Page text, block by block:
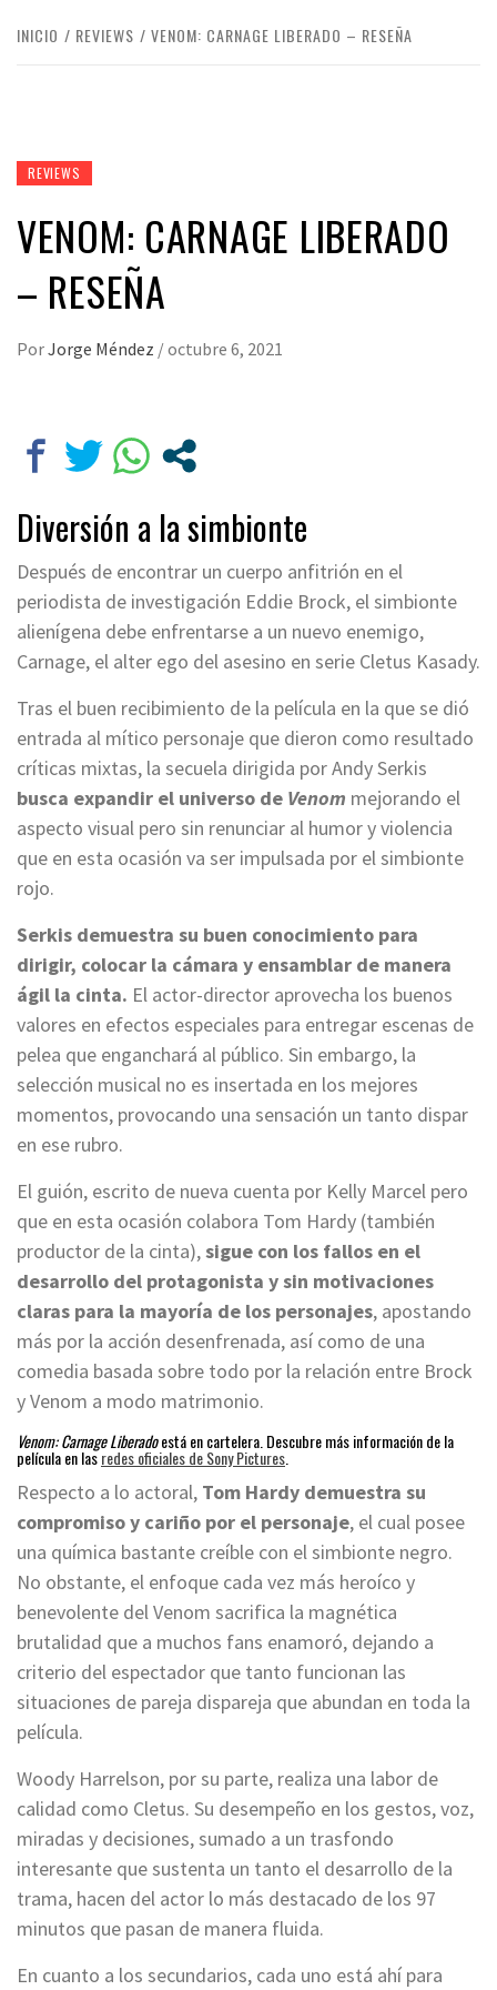
INICIO REVIEWS VENOM: CARNAGE LIBERADO – RESEÑA
REVIEWS
VENOM: CARNAGE LIBERADO
– RESEÑA
PorJorge Méndez /octubre 6, 2021
Diversión a la simbionte
Después de encontrar un cuerpo anfitrión en el
periodista de investigación Eddie Brock, el simbionte
alienígena debe enfrentarse a un nuevo enemigo,
Carnage, el alter ego del asesino en serie Cletus Kasady.
Tras el buen recibimiento de la película en la que se dió
entrada al mítico personaje que dieron como resultado
críticas mixtas, la secuela dirigida por Andy Serkis
busca expandir el universo de Venom mejorando el
aspecto visual pero sin renunciar al humor y violencia
que en esta ocasión va ser impulsada por el simbionte
rojo.
Serkis demuestra su buen conocimiento para
dirigir, colocar la cámara y ensamblar de manera
ágil la cinta. El actor-director aprovecha los buenos
valores en efectos especiales para entregar escenas de
pelea que enganchará al público. Sin embargo, la
selección musical no es insertada en los mejores
momentos, provocando una sensación un tanto dispar
en ese rubro.
El guión, escrito de nueva cuenta por Kelly Marcel pero
que en esta ocasión colabora Tom Hardy (también
productor de la cinta),sigue con los fallos en el
desarrollo del protagonista y sin motivaciones
claras para la mayoría de los personajes, apostando
más por la acción desenfrenada, así como de una
comedia basada sobre todo por la relación entre Brock
y Venom a modo matrimonio.
Venom: Carnage Liberadoestá en cartelera. Descubre más información de la
película en lasredes oficiales de Sony Pictures
Respecto a lo actoral, Tom Hardy demuestra su
compromiso y cariño por el personaje, el cual posee
una química bastante creíble con el simbionte negro.
No obstante, el enfoque cada vez más heroíco y
benevolente del Venom sacrifica la magnética
brutalidad que a muchos fans enamoró, dejando a
criterio del espectador que tanto funcionan las
situaciones de pareja dispareja que abundan en toda la
película.
Woody Harrelson, por su parte, realiza una labor de
calidad como Cletus. Su desempeño en los gestos, voz,
miradas y decisiones, sumado a un trasfondo
interesante que sustenta un tanto el desarrollo de la
trama, hacen del actor lo más destacado de los 97
minutos que pasan de manera fluida.
En cuanto a los secundarios, cada uno está ahí para